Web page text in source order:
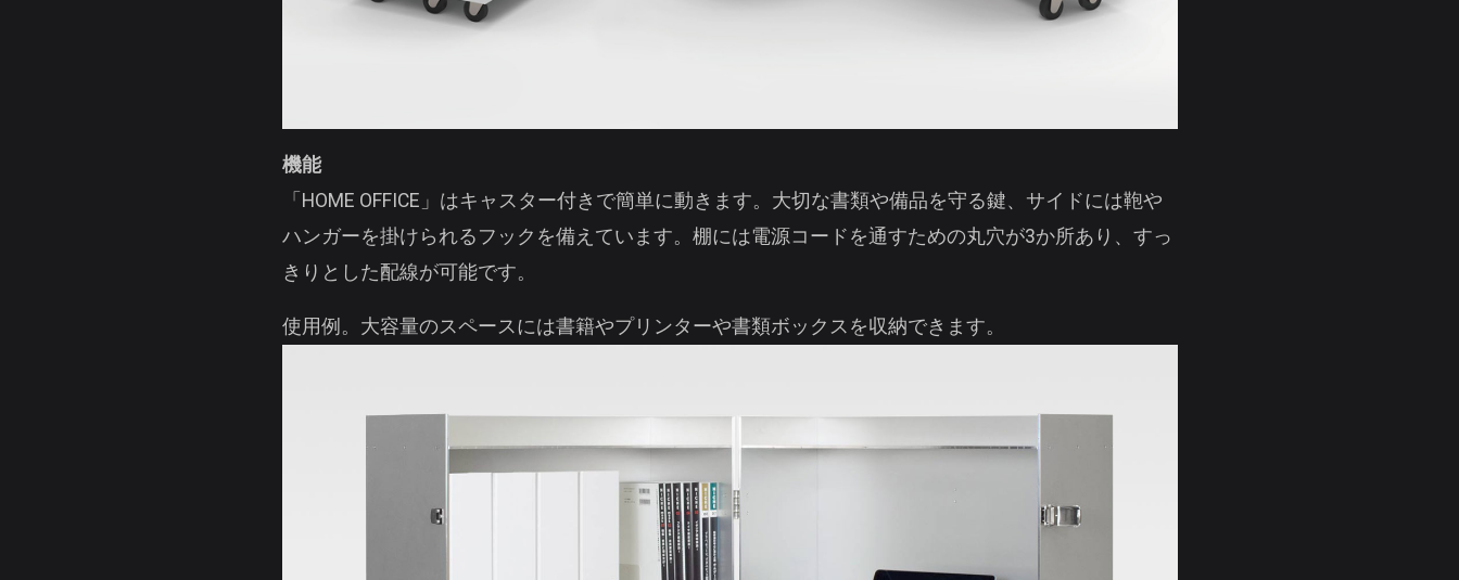
機能
「HOME OFFICE」はキャスター付きで簡単に動きます。大切な書類や備品を守る鍵、サイドには鞄や
ハンガーを掛けられるフックを備えています。棚には電源コードを通すための丸穴が3か所あり、すっ
きりとした配線が可能です。
使用例。大容量のスペースには書籍やプリンターや書類ボックスを収納できます。